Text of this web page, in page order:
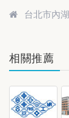
台北市內
相關推薦